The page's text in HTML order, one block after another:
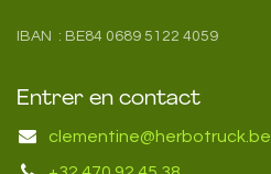
IBAN : BE84 0689 5122 4059
Entrer en contact
clementine@herbotruck.be